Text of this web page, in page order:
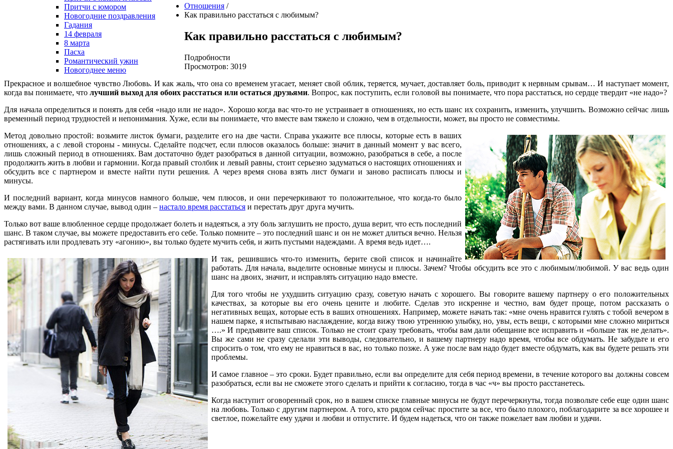
Притчи с юмором
Новогодние поздравления
Гадания
14 февраля
8 марта
Пасха
Романтический ужин
Новогоднее меню
Отношения /
Как правильно расстаться с любимым?
Как правильно расстаться с любимым?
Подробности
Просмотров: 3019
Прекрасное и волшебное чувство Любовь. И как жаль, что она со временем угасает, меняет свой облик, теряется, мучает, доставляет боль, приводит к нервным срывам… И наступает момент,
когда вы понимаете, что лучший выход для обоих расстаться или остаться друзьями. Вопрос, как поступить, если головой вы понимаете, что пора расстаться, но сердце твердит «не надо»?
Для начала определиться и понять для себя «надо или не надо». Хорошо когда вас что-то не устраивает в отношениях, но есть шанс их сохранить, изменить, улучшить. Возможно сейчас лишь
временный период трудностей и непонимания. Хуже, если вы понимаете, что вместе вам тяжело и сложно, чем в отдельности, может, вы просто не совместимы.
Метод довольно простой: возьмите листок бумаги, разделите его на две части. Справа укажите все плюсы, которые есть в ваших
отношениях, а с левой стороны - минусы. Сделайте подсчет, если плюсов оказалось больше: значит в данный момент у вас всего,
лишь сложный период в отношениях. Вам достаточно будет разобраться в данной ситуации, возможно, разобраться в себе, а после
продолжить жить в любви и гармонии. Когда правый столбик и левый равны, стоит серьезно задуматься о настоящих отношениях и
обсудить все с партнером и вместе найти пути решения. А через время снова взять лист бумаги и заново расписать плюсы и
минусы.
И последний вариант, когда минусов намного больше, чем плюсов, и они перечеркивают то положительное, что когда-то было
между вами. В данном случае, вывод один – настало время расстаться и перестать друг друга мучить.
Только вот ваше влюбленное сердце продолжает болеть и надеяться, а эту боль заглушить не просто, душа верит, что есть последний
шанс. В таком случае, вы можете предоставить его себе. Только помните – это последний шанс и он не может длиться вечно. Нельзя
растягивать или продлевать эту «агонию», вы только будете мучить себя, и жить пустыми надеждами. А время ведь идет….
И так, решившись что-то изменить, берите свой список и начинайте
работать. Для начала, выделите основные минусы и плюсы. Зачем? Чтобы обсудить все это с любимым/любимой. У вас ведь один
шанс на двоих, значит, и исправлять ситуацию надо вместе.
Для того чтобы не ухудшить ситуацию сразу, советую начать с хорошего. Вы говорите вашему партнеру о его положительных
качествах, за которые вы его очень цените и любите. Сделав это искренне и честно, вам будет проще, потом рассказать о
негативных вещах, которые есть в ваших отношениях. Например, можете начать так: «мне очень нравится гулять с тобой вечером в
нашем парке, я испытываю наслаждение, когда вижу твою утреннюю улыбку, но, увы, есть вещи, с которыми мне сложно мириться
….» И предъявите ваш список. Только не стоит сразу требовать, чтобы вам дали обещание все исправить и «больше так не делать».
Вы же сами не сразу сделали эти выводы, следовательно, и вашему партнеру надо время, чтобы все обдумать. Не забудьте и его
спросить о том, что ему не нравиться в вас, но только позже. А уже после вам надо будет вместе обдумать, как вы будете решать эти
проблемы.
И самое главное – это сроки. Будет правильно, если вы определите для себя период времени, в течение которого вы должны совсем
разобраться, если вы не сможете этого сделать и прийти к согласию, тогда в час «ч» вы просто расстанетесь.
Когда наступит оговоренный срок, но в вашем списке главные минусы не будут перечеркнуты, тогда позвольте себе еще один шанс
на любовь. Только с другим партнером. А того, кто рядом сейчас простите за все, что было плохого, поблагодарите за все хорошее и
светлое, пожелайте ему удачи и любви и отпустите. И будем надеться, что он также пожелает вам любви и удачи.